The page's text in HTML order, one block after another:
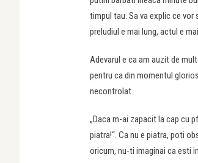
timpul tau. Sa va explic ce vor
preludiul e mai lung, actul e
Adevarul e ca am auzit de
pentru ca din momentul
necontrolat.
„Daca m-ai zapacit la cap cu
piatra!“. Ca nu e piatra, poti
oricum, nu-ti imaginai ca esti